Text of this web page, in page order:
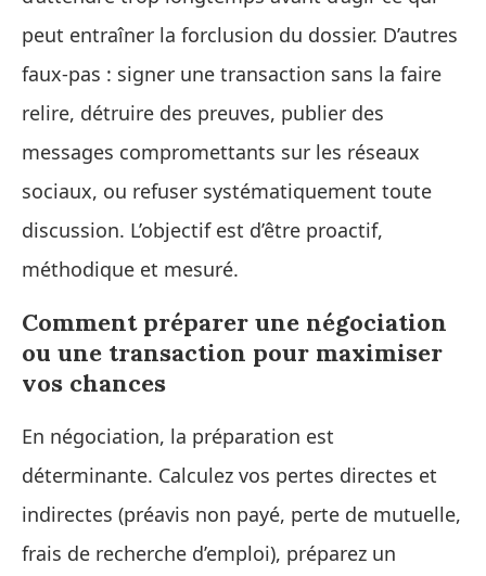
peut entraîner la forclusion du dossier. D’autres
faux-pas : signer une transaction sans la faire
relire, détruire des preuves, publier des
messages compromettants sur les réseaux
sociaux, ou refuser systématiquement toute
discussion. L’objectif est d’être proactif,
méthodique et mesuré.
Comment préparer une négociation
ou une transaction pour maximiser
vos chances
En négociation, la préparation est
déterminante. Calculez vos pertes directes et
indirectes (préavis non payé, perte de mutuelle,
frais de recherche d’emploi), préparez un